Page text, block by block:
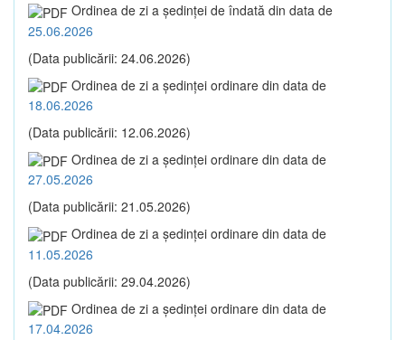
Ordinea de zi a şedinţei de îndată din data de
25.06.2026
(Data publicării: 24.06.2026)
Ordinea de zi a şedinţei ordinare din data de
18.06.2026
(Data publicării: 12.06.2026)
Ordinea de zi a şedinţei ordinare din data de
27.05.2026
(Data publicării: 21.05.2026)
Ordinea de zi a şedinţei ordinare din data de
11.05.2026
(Data publicării: 29.04.2026)
Ordinea de zi a şedinţei ordinare din data de
17.04.2026